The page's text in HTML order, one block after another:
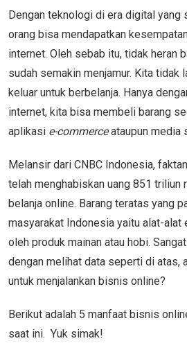
Dengan teknologi di era digital yang
orang bisa mendapatkan
internet. Oleh sebab itu, tidak heran
sudah semakin menjamur. Kita tidak
keluar untuk berbelanja. Hanya
internet, kita bisa membeli barang
aplikasi e-commerceataupun media
Melansir dari CNBC Indonesia,
telah menghabiskan uang 851 triliun
belanja online. Barang teratas yang
masyarakat Indonesia yaitu alat-alat
oleh produk mainan atau hobi.
dengan melihat data seperti di atas,
untuk menjalankan bisnis online?
Berikut adalah 5 manfaat bisnis
saat ini. Yuk simak!